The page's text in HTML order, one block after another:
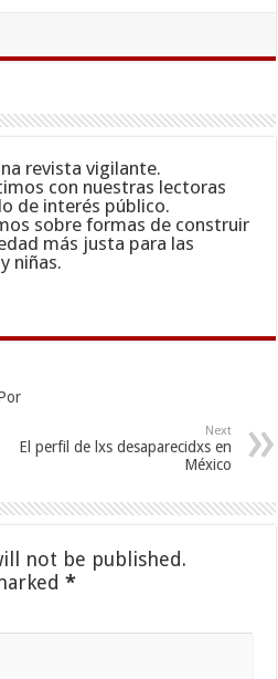
revista vigilante.
con nuestras lectoras
de interés público.
sobre formas de construir
más justa para las
niñas.
Next
El perfil de lxs desaparecidxs en
México
not be published.
*